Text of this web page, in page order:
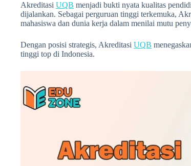
Akreditasi UQB menjadi bukti nyata kualitas
dijalankan. Sebagai perguruan tinggi terkemuka,
mahasiswa dan dunia kerja dalam menilai mutu
Dengan posisi strategis, Akreditasi UQB
tinggi top di Indonesia.